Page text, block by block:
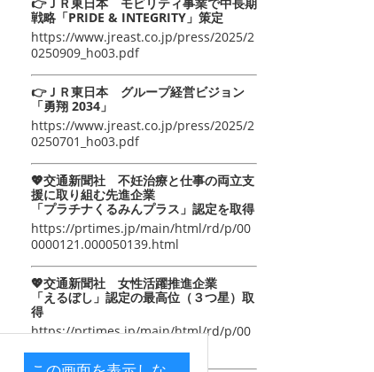
戦略「PRIDE & INTEGRITY」策定
https://www.jreast.co.jp/press/2025/2
0250909_ho03.pdf
👉ＪＲ東日本 グループ経営ビジョン
「勇翔 2034」
https://www.jreast.co.jp/press/2025/2
0250701_ho03.pdf
💖交通新聞社 不妊治療と仕事の両立支
援に取り組む先進企業
「プラチナくるみんプラス」認定を取得
https://prtimes.jp/main/html/rd/p/00
0000121.000050139.html
💖交通新聞社 女性活躍推進企業
「えるぼし」認定の最高位（３つ星）取
得
https://prtimes.jp/main/html/rd/p/00